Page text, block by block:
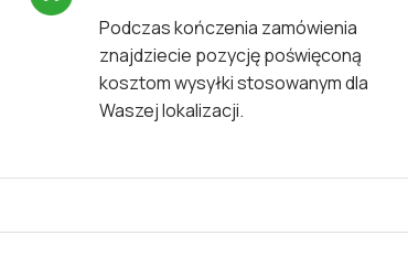
Podczas kończenia zamówienia
znajdziecie pozycję poświęconą
kosztom wysyłki stosowanym dla
Waszej lokalizacji.